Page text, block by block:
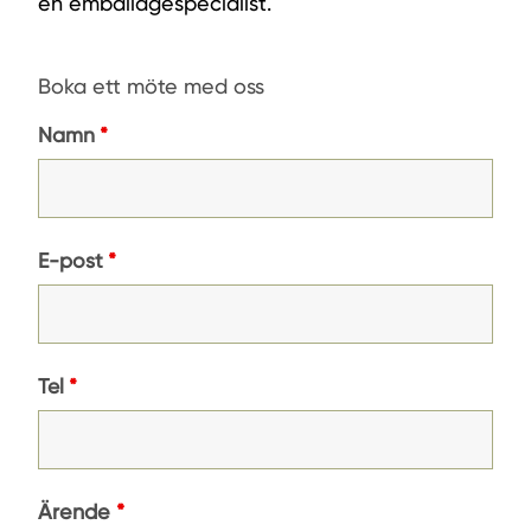
Boka ett möte med oss
Namn *
E-post *
Tel *
Ärende *